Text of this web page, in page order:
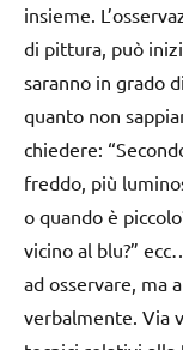
insieme.
di pittura, può
saranno in grado
quanto non
chiedere:
freddo, più
o quando è
vicino al blu?”
ad osservare, ma
verbalmente. Via